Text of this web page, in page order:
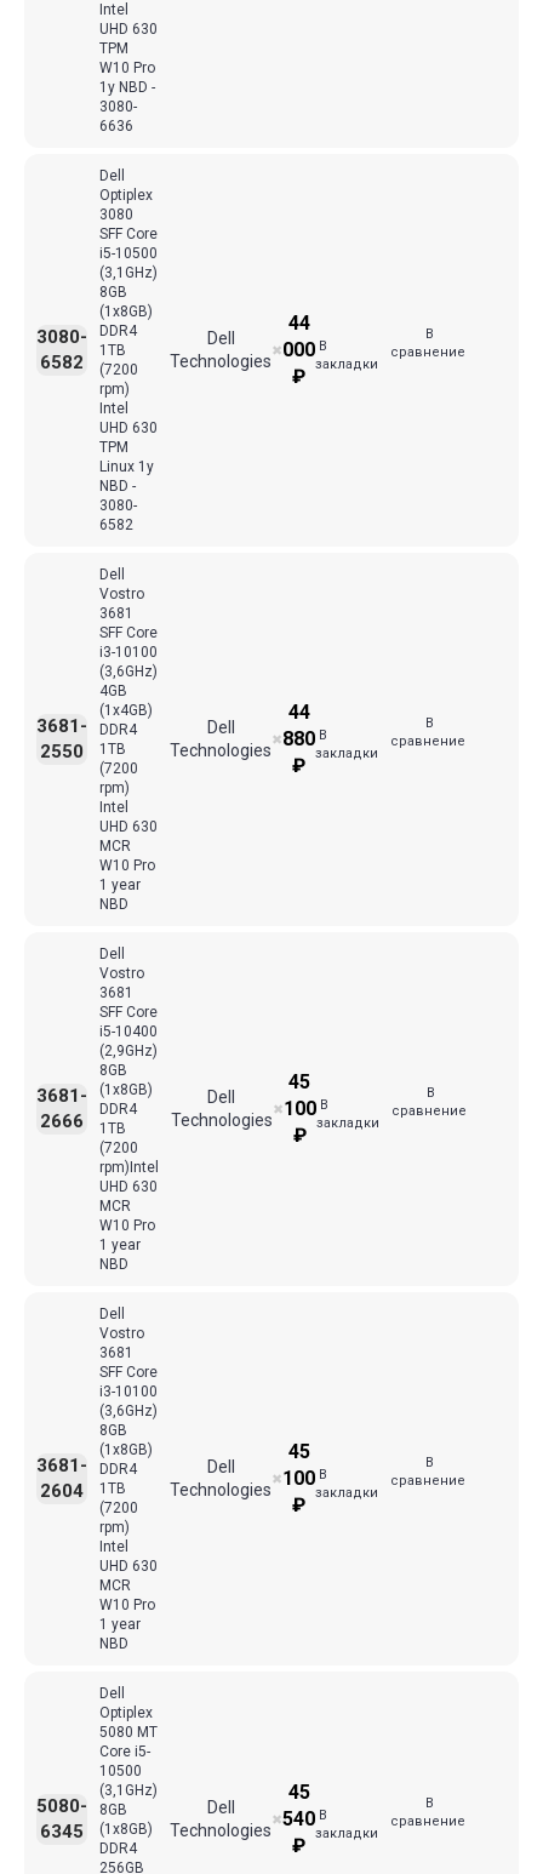
Intel
UHD 630
TPM
W10 Pro
1y NBD -
3080-
6636
Dell
Optiplex
3080
SFF Core
i5-10500
(3,1GHz)
8GB
(1x8GB)
DDR4
1TB
(7200
rpm)
Intel
UHD 630
TPM
Linux 1y
NBD -
3080-
6582
Dell
Technologies
3080-
6582
✖
44
000
₽
В
закладки
В
сравнение
Dell
Vostro
3681
SFF Core
i3-10100
(3,6GHz)
4GB
(1x4GB)
DDR4
1TB
(7200
rpm)
Intel
UHD 630
MCR
W10 Pro
1 year
NBD
Dell
Technologies
3681-
2550
✖
44
880
₽
В
закладки
В
сравнение
Dell
Vostro
3681
SFF Core
i5-10400
(2,9GHz)
8GB
(1x8GB)
DDR4
1TB
(7200
rpm)Intel
UHD 630
MCR
W10 Pro
1 year
NBD
Dell
Technologies
3681-
2666
✖
45
100
₽
В
закладки
В
сравнение
Dell
Vostro
3681
SFF Core
i3-10100
(3,6GHz)
8GB
(1x8GB)
DDR4
1TB
(7200
rpm)
Intel
UHD 630
MCR
W10 Pro
1 year
NBD
Dell
Technologies
3681-
2604
✖
45
100
₽
В
закладки
В
сравнение
Dell
Optiplex
5080 MT
Core i5-
10500
(3,1GHz)
8GB
(1x8GB)
DDR4
256GB
Dell
Technologies
5080-
6345
✖
45
540
₽
В
закладки
В
сравнение